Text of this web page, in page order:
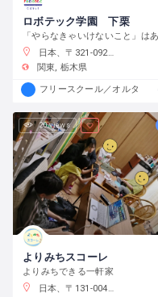
ロボテック学園 下栗
日本、〒321-0923 栃木県宇都宮市下栗町２２９２−８ 2 階
関東
栃木県
フリースクール／オルタナ
20 views
よりみちスコーレ
よりみちできる一軒家
日本、〒131-0045 東京都墨田区押上２丁目２８−３